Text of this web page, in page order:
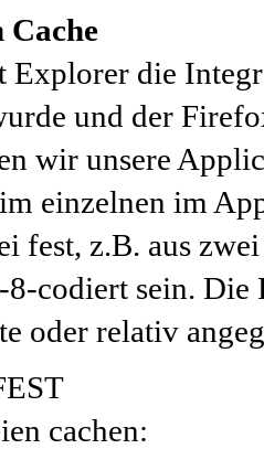
Explorer die
und der
wir unsere
einzelnen im
fest, z.B. aus
codiert sein. Die
oder relativ
cachen: